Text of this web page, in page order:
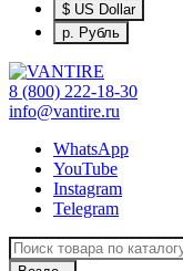
$ US Dollar
р. Рубль
8 (800) 222-18-30
info@vantire.ru
WhatsApp
YouTube
Instagram
Telegram